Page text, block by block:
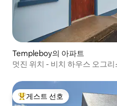
Templeboy의 아파트
멋진 위치 - 비치 하우스 오그
상위 게스트 선호
게스트 선호